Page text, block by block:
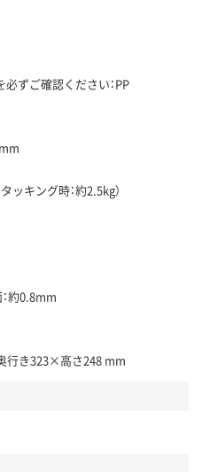
ずご確認ください：PP
ッキング時：約2.5kg）
約0.8mm
行き323×高さ248 mm